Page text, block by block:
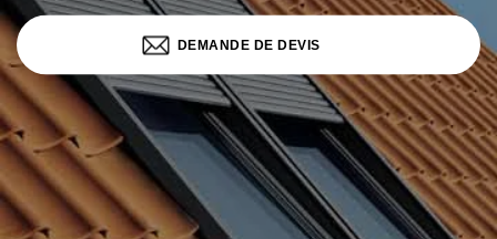
DEMANDE DE DEVIS